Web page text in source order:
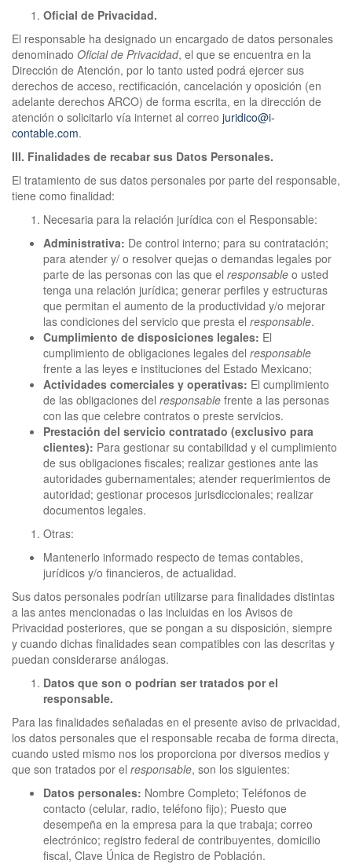
Oficial de Privacidad.
El responsable ha designado un encargado de datos personales
denominado Oficial de Privacidad, el que se encuentra en la
Dirección de Atención, por lo tanto usted podrá ejercer sus
derechos de acceso, rectificación, cancelación y oposición (en
adelante derechos ARCO) de forma escrita, en la dirección de
atención o solicitarlo vía internet al correo juridico@i-
contable.com.
III. Finalidades de recabar sus Datos Personales.
El tratamiento de sus datos personales por parte del responsable,
tiene como finalidad:
Necesaria para la relación jurídica con el Responsable:
Administrativa: De control interno; para su contratación;
para atender y/ o resolver quejas o demandas legales por
parte de las personas con las que el responsable o usted
tenga una relación jurídica; generar perfiles y estructuras
que permitan el aumento de la productividad y/o mejorar
las condiciones del servicio que presta el responsable.
Cumplimiento de disposiciones legales: El
cumplimiento de obligaciones legales del responsable
frente a las leyes e instituciones del Estado Mexicano;
Actividades comerciales y operativas: El cumplimiento
de las obligaciones del responsable frente a las personas
con las que celebre contratos o preste servicios.
Prestación del servicio contratado (exclusivo para
clientes): Para gestionar su contabilidad y el cumplimiento
de sus obligaciones fiscales; realizar gestiones ante las
autoridades gubernamentales; atender requerimientos de
autoridad; gestionar procesos jurisdiccionales; realizar
documentos legales.
Otras:
Mantenerlo informado respecto de temas contables,
jurídicos y/o financieros, de actualidad.
Sus datos personales podrían utilizarse para finalidades distintas
a las antes mencionadas o las incluidas en los Avisos de
Privacidad posteriores, que se pongan a su disposición, siempre
y cuando dichas finalidades sean compatibles con las descritas y
puedan considerarse análogas.
Datos que son o podrían ser tratados por el
responsable.
Para las finalidades señaladas en el presente aviso de privacidad,
los datos personales que el responsable recaba de forma directa,
cuando usted mismo nos los proporciona por diversos medios y
que son tratados por el responsable, son los siguientes:
Datos personales: Nombre Completo; Teléfonos de
contacto (celular, radio, teléfono fijo); Puesto que
desempeña en la empresa para la que trabaja; correo
electrónico; registro federal de contribuyentes, domicilio
fiscal, Clave Única de Registro de Población.